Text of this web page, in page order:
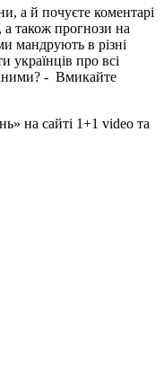
а й почуєте коментарі
а також прогнози на
мандрують в різні
українців про всі
- Вмикайте
на сайті 1+1 video та